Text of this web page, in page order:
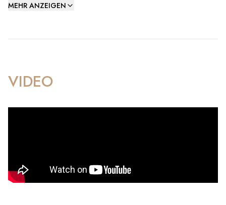
four spacious bedrooms, two stylish bathrooms, an open-
Additional highlights include a tandem parking space and a
maintained communal outdoor spaces. The prime location
places you just steps away from Queensway Marina’s trendy
MEHR ANZEIGEN
VIDEO